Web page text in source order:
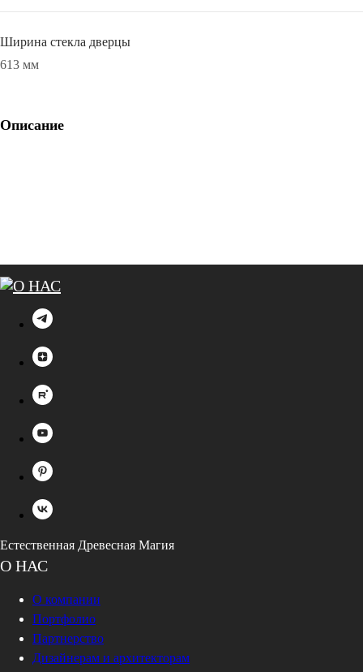
Ширина стекла дверцы
613 мм
Описание
Естественная Древесная Магия
О НАС
О компании
Портфолио
Партнерство
Дизайнерам и архитекторам